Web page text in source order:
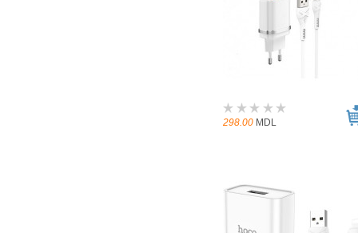
298.00 MDL